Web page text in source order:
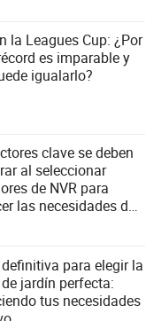
la Leagues Cup: ¿Por
es imparable y
igualarlo?
clave se deben
al seleccionar
de NVR para
las necesidades del
para elegir la
jardín perfecta:
tus necesidades